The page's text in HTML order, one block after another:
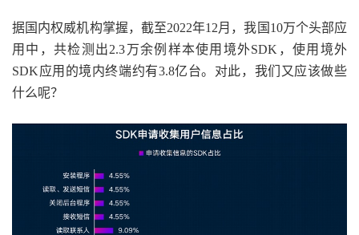
据国内权威机构掌握，截至2022年12月，我国10万个头部应
用中，共检测出2.3万余例样本使用境外SDK，使用境外
SDK应用的境内终端约有3.8亿台。对此，我们又应该做些
什么呢？